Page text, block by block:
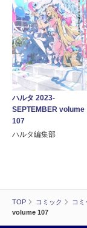
TOP コミック コミ
volume 107
ハルタ 2023-
SEPTEMBER volume
107
ハルタ編集部